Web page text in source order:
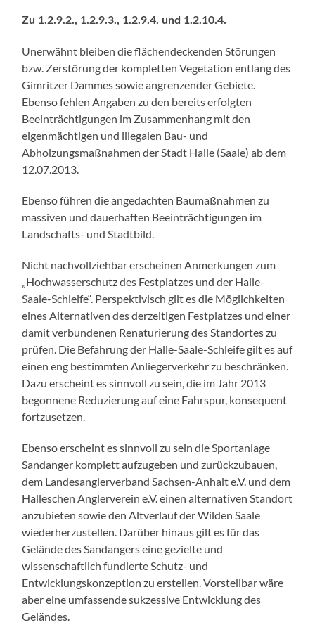
Zu 1.2.9.2., 1.2.9.3., 1.2.9.4. und 1.2.10.4.
Unerwähnt bleiben die flächendeckenden Störungen
bzw. Zerstörung der kompletten Vegetation entlang des
Gimritzer Dammes sowie angrenzender Gebiete.
Ebenso fehlen Angaben zu den bereits erfolgten
Beeinträchtigungen im Zusammenhang mit den
eigenmächtigen und illegalen Bau- und
Abholzungsmaßnahmen der Stadt Halle (Saale) ab dem
12.07.2013.
Ebenso führen die angedachten Baumaßnahmen zu
massiven und dauerhaften Beeinträchtigungen im
Landschafts- und Stadtbild.
Nicht nachvollziehbar erscheinen Anmerkungen zum
„Hochwasserschutz des Festplatzes und der Halle-
Saale-Schleife“. Perspektivisch gilt es die Möglichkeiten
eines Alternativen des derzeitigen Festplatzes und einer
damit verbundenen Renaturierung des Standortes zu
prüfen. Die Befahrung der Halle-Saale-Schleife gilt es auf
einen eng bestimmten Anliegerverkehr zu beschränken.
Dazu erscheint es sinnvoll zu sein, die im Jahr 2013
begonnene Reduzierung auf eine Fahrspur, konsequent
fortzusetzen.
Ebenso erscheint es sinnvoll zu sein die Sportanlage
Sandanger komplett aufzugeben und zurückzubauen,
dem Landesanglerverband Sachsen-Anhalt e.V. und dem
Halleschen Anglerverein e.V. einen alternativen Standort
anzubieten sowie den Altverlauf der Wilden Saale
wiederherzustellen. Darüber hinaus gilt es für das
Gelände des Sandangers eine gezielte und
wissenschaftlich fundierte Schutz- und
Entwicklungskonzeption zu erstellen. Vorstellbar wäre
aber eine umfassende sukzessive Entwicklung des
Geländes.